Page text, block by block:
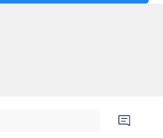
的历史新高，离年度35万